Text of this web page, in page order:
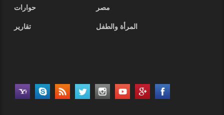
مصر
حوارات
المرأة والطفل
تقارير